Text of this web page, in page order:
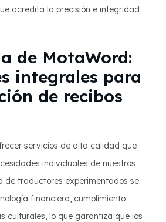
acredita la precisión e integridad
de MotaWord:
integrales para
de recibos
servicios de alta calidad que
individuales de nuestros
de traductores experimentados se
financiera, cumplimiento
culturales, lo que garantiza que los